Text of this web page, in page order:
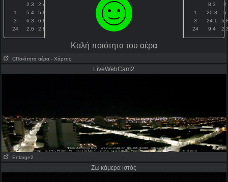
2.3
2.4
1
5.4
5.8
3
6.3
6.8
24
2.6 2.8
8.3
2
1
20.8
5
3
24.1
24
9.4
Kαλή ποιότητα του αέρα
CΠοιότητα αέρα - Χάρτης
LiveWebCam2
Enlarge2
Ζω κάμερα ιστός